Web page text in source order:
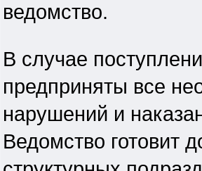
ведомство.
В случае
предприняты все
нарушений и
Ведомство готовит